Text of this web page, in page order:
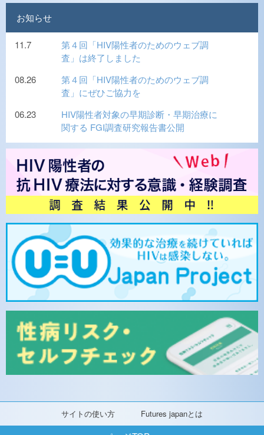
サイトの使い方 Futures japanとは
お知らせ
11.7
第４回「HIV陽性者のためのウェブ調
査」は終了しました
08.26
第４回「HIV陽性者のためのウェブ調
査」にぜひご協力を
06.23
HIV陽性者対象の早期診断・早期治療に
関する FGI調査研究報告書公開